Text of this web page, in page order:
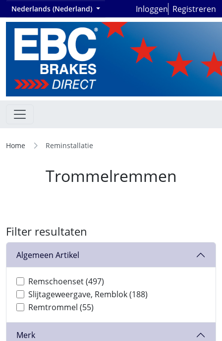
Nederlands (Nederland) Inloggen Registreren
Home Reminstallatie
Trommelremmen
Filter resultaten
Algemeen Artikel
Remschoenset (497)
Slijtageweergave, Remblok (188)
Remtrommel (55)
Merk